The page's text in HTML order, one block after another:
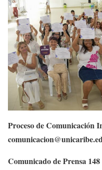
Proceso de Comunicación
Comunicado de Prensa 148